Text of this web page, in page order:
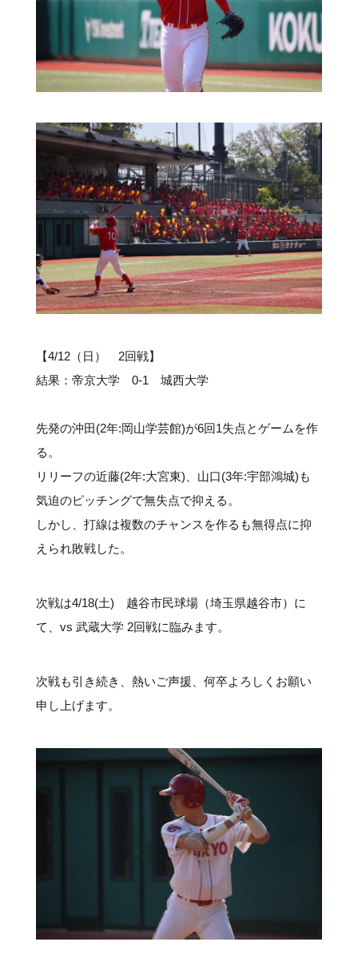
【4/12（日） 2回戦】
結果：帝京大学 0-1 城西大学
先発の沖田(2年:岡山学芸館)が6回1失点とゲームを作
る。
リリーフの近藤(2年:大宮東)、山口(3年:宇部鴻城)も
気迫のピッチングで無失点で抑える。
しかし、打線は複数のチャンスを作るも無得点に抑
えられ敗戦した。
次戦は4/18(土) 越谷市民球場（埼玉県越谷市）に
て、vs 武蔵大学 2回戦に臨みます。
次戦も引き続き、熱いご声援、何卒よろしくお願い
申し上げます。